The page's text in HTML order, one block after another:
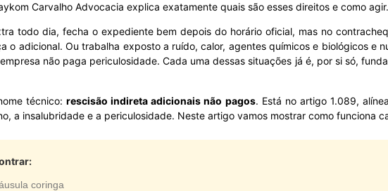
Carvalho Advocacia explica exatamente quais são esses direitos e como agir.
todo dia, fecha o expediente bem depois do horário oficial, mas no
o adicional. Ou trabalha exposto a ruído, calor, agentes químicos e biológicos e
não paga periculosidade. Cada uma dessas situações já é, por si só,
técnico:rescisão indireta adicionais não pagos. Está no artigo 1.089,
a insalubridade e a periculosidade. Neste artigo vamos mostrar como funciona
coringa